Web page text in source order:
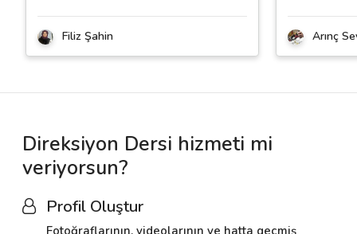
Filiz Şahin Arınç
Direksiyon Dersi hizmeti mi
veriyorsun?
Profil Oluştur